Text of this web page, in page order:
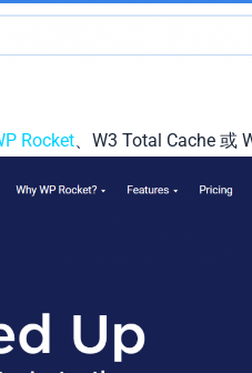
Rocket、W3 Total Cache 或